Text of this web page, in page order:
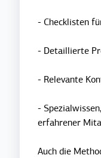
- Checklisten
- Detaillierte
- Relevante
-
erfahrener
Auch die